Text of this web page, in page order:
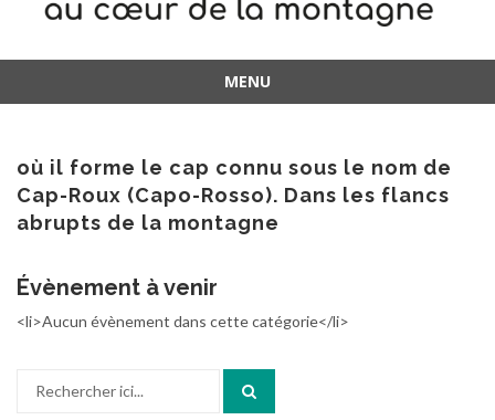
MENU
contenu
où il forme le cap connu sous le nom de
Cap-Roux (Capo-Rosso). Dans les flancs
abrupts de la montagne
Évènement à venir
<li>Aucun évènement dans cette catégorie</li>